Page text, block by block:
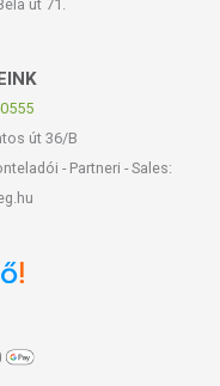
út 71.
út 36/B
- Partneri - Sales: